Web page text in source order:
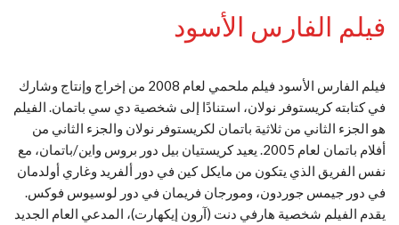
فيلم الفارس الأسود
فيلم الفارس الأسود فيلم ملحمي لعام 2008 من إخراج وإنتاج وشارك
في كتابته كريستوفر نولان، استنادًا إلى شخصية دي سي باتمان. الفيلم
هو الجزء الثاني من ثلاثية باتمان لكريستوفر نولان والجزء الثاني من
أفلام باتمان لعام 2005. يعيد كريستيان بيل دور بروس واين/باتمان، مع
نفس الفريق الذي يتكون من مايكل كين في دور ألفريد وغاري أولدمان
في دور جيمس جوردون، ومورجان فريمان في دور لوسيوس فوكس.
يقدم الفيلم شخصية هارفي دنت (آرون إيكهارت)، المدعي العام الجديد